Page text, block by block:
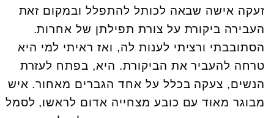
זעקה אישה שבאה לכותל להתפלל ובמקום זאת
העבירה ביקורת על צורת תפילתן של אחרות.
הסתובבתי ורציתי לענות לה, ואז ראיתי למי היא
טרחה להעביר את הביקורת. היא, בפתח לעזרת
הנשים, צעקה בכלל על אחד הגברים מאחור. איש
מבוגר מאוד עם כובע מצחייה אדום לראשו, לסמל